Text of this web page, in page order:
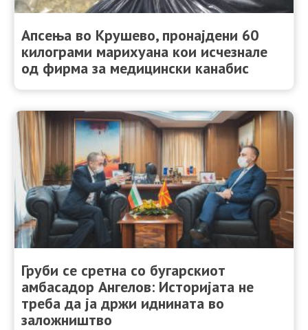
Апсења во Крушево, пронајдени 60
килограми марихуана кои исчезнале
од фирма за медицински канабис
Груби се сретна со бугарскиот
амбасадор Ангелов: Историјата не
треба да ја држи иднината во
заложништво